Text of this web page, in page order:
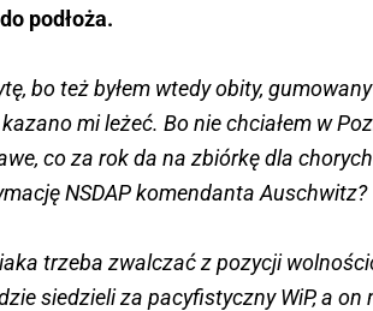
podłoża.
bo też byłem wtedy obity,
mi leżeć. Bo nie chciałem w
co za rok da na zbiórkę dla
NSDAP komendanta Auschwitz?
trzeba zwalczać z pozycji
siedzieli za pacyfistyczny WiP, a